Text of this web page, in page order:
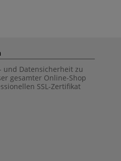
und Datensicherheit zu
gesamter Online-Shop
SSL-Zertifikat